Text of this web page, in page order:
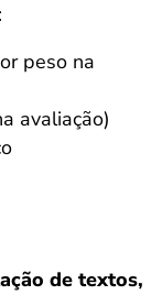
peso na
avaliação)
de textos,